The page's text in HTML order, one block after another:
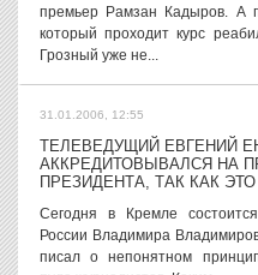
премьер Рамзан Кадыров. А
который проходит курс
Грозный уже не...
31.01.2006, 12:55
ТЕЛЕВЕДУЩИЙ ЕВГЕНИЙ
АККРЕДИТОВЫВАЛСЯ НА
ПРЕЗИДЕНТА, ТАК КАК
Сегодня в Кремле
России Владимира
писал о непонятном